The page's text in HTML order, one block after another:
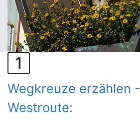
1
Wegkreuze erzählen -
Westroute: